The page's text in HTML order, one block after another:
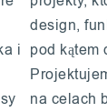
i
design,
pod kątem
na celach